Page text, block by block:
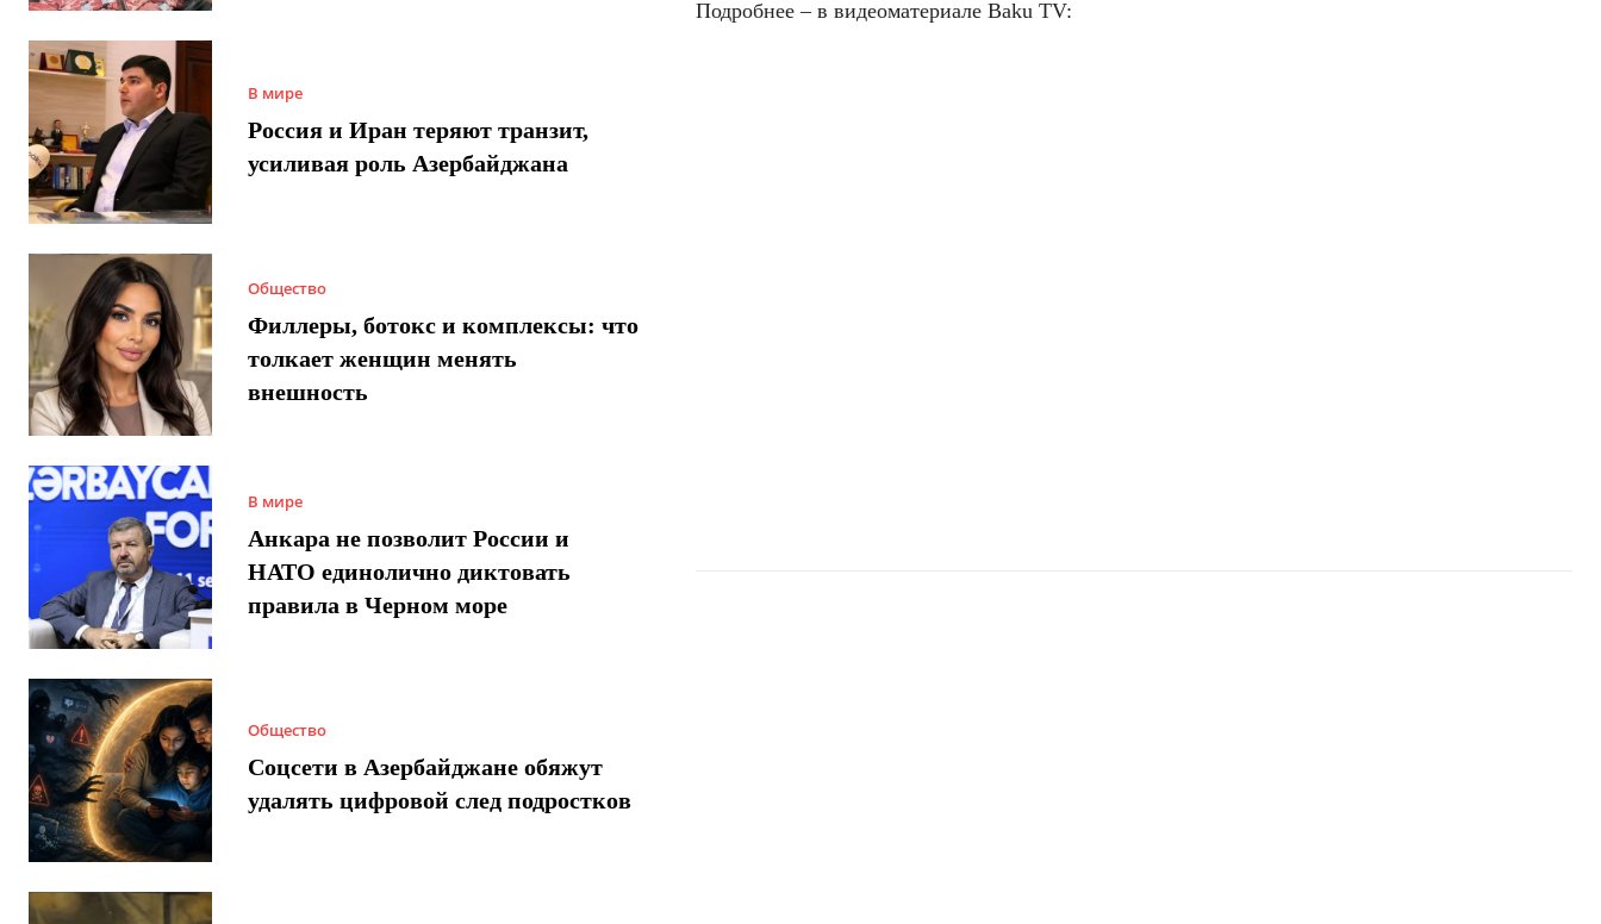
В мире
Россия и Иран теряют транзит,
усиливая роль Азербайджана
Общество
Филлеры, ботокс и комплексы: что
толкает женщин менять
внешность
В мире
Анкара не позволит России и
НАТО единолично диктовать
правила в Черном море
Общество
Соцсети в Азербайджане обяжут
удалять цифровой след подростков
Подробнее – в видеоматериале Baku TV: